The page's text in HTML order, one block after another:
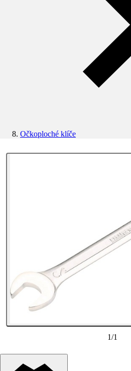
Očkoploché klíče
1/1